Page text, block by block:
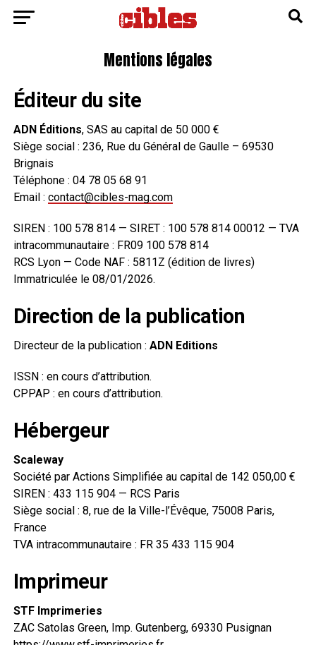
Mentions légales
Éditeur du site
ADN Éditions, SAS au capital de 50 000 €
Siège social : 236, Rue du Général de Gaulle – 69530
Brignais
Téléphone : 04 78 05 68 91
Email : contact@cibles-mag.com
SIREN : 100 578 814 — SIRET : 100 578 814 00012 — TVA
intracommunautaire : FR09 100 578 814
RCS Lyon — Code NAF : 5811Z (édition de livres)
Immatriculée le 08/01/2026.
Direction de la publication
Directeur de la publication : ADN Editions
ISSN : en cours d’attribution.
CPPAP : en cours d’attribution.
Hébergeur
Scaleway
Société par Actions Simplifiée au capital de 142 050,00 €
SIREN : 433 115 904 — RCS Paris
Siège social : 8, rue de la Ville-l’Évêque, 75008 Paris,
France
TVA intracommunautaire : FR 35 433 115 904
Imprimeur
STF Imprimeries
ZAC Satolas Green, Imp. Gutenberg, 69330 Pusignan